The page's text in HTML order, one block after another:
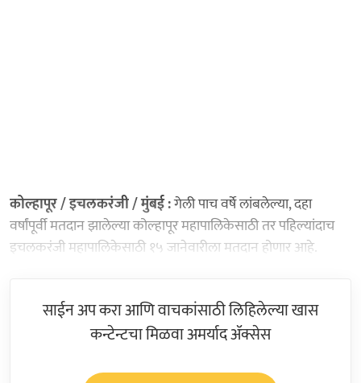
कोल्हापूर / इचलकरंजी / मुंबई :गेली पाच वर्षे लांबलेल्या, दहा
वर्षांपूर्वी मतदान झालेल्या कोल्हापूर महापालिकेसाठी तर पहिल्यांदाच
इचलकरंजी महापालिकेसाठी १५ जानेवारीला मतदान होणार आहे.
साईन अप करा आणि वाचकांसाठी लिहिलेल्या खास
कन्टेन्टचा मिळवा अमर्याद ॲक्सेस